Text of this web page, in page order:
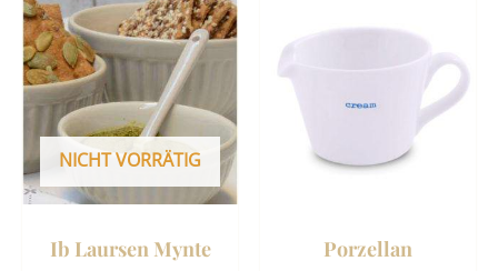
NICHT VORRÄTIG
Ib Laursen Mynte Porzellan